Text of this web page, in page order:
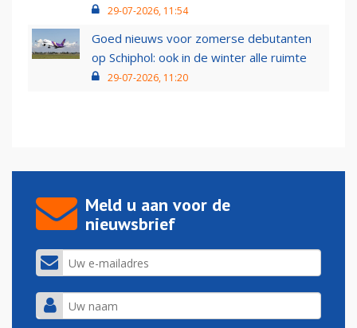
29-07-2026, 11:54
Goed nieuws voor zomerse debutanten
op Schiphol: ook in de winter alle ruimte
29-07-2026, 11:20
Meld u aan voor de
nieuwsbrief